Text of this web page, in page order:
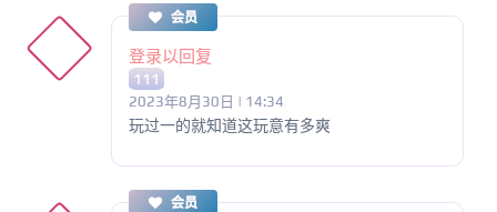
会员
登录以回复
111
2023年8月30日 | 14:34
玩过一的就知道这玩意有多爽
会员